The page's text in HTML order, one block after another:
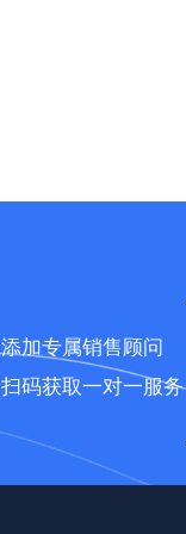
添加专属销售顾问
扫码获取一对一服务